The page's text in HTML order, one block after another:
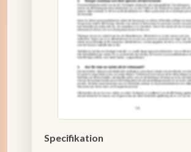
Specifikation